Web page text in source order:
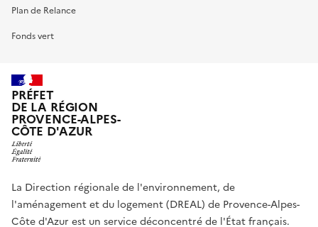
Plan de Relance
Fonds vert
PRÉFET
DE LA RÉGION
PROVENCE-ALPES-
CÔTE D'AZUR
La Direction régionale de l'environnement, de
l'aménagement et du logement (DREAL) de Provence-Alpes-
Côte d'Azur est un service déconcentré de l'État français.